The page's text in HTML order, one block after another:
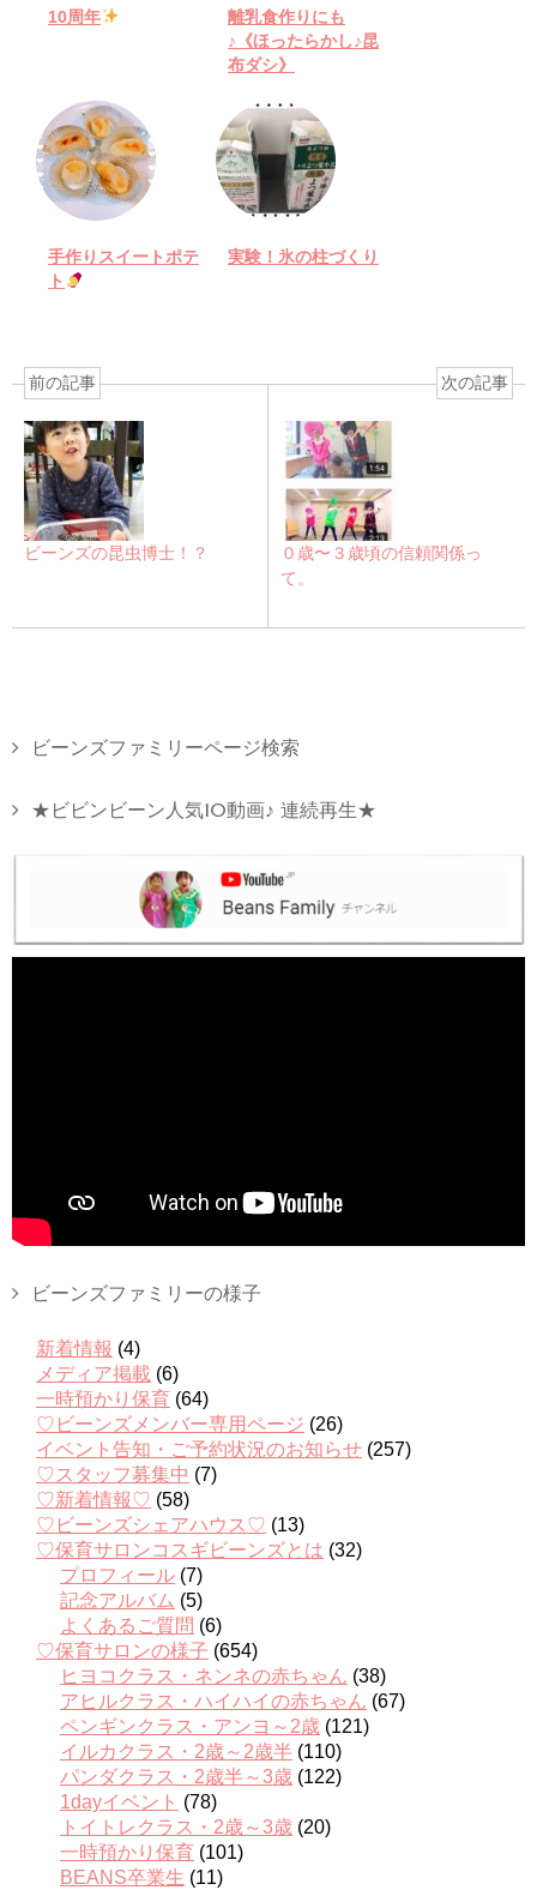
10周年
離乳食作りにも
♪《ほったらかし♪昆
布ダシ》
手作りスイートポテ
ト
実験！氷の柱づくり
前の記事
ビーンズの昆虫博士！？
次の記事
０歳〜３歳頃の信頼関係っ
て。
ビーンズファミリーページ検索
★ビビンビーン人気10動画♪ 連続再生★
ビーンズファミリーの様子
新着情報 (4)
メディア掲載 (6)
一時預かり保育 (64)
♡ビーンズメンバー専用ページ (26)
イベント告知・ご予約状況のお知らせ (257)
♡スタッフ募集中 (7)
♡新着情報♡ (58)
♡ビーンズシェアハウス♡ (13)
♡保育サロンコスギビーンズとは (32)
プロフィール (7)
記念アルバム (5)
よくあるご質問 (6)
♡保育サロンの様子 (654)
ヒヨコクラス・ネンネの赤ちゃん (38)
アヒルクラス・ハイハイの赤ちゃん (67)
ペンギンクラス・アンヨ～2歳 (121)
イルカクラス・2歳～2歳半 (110)
パンダクラス・2歳半～3歳 (122)
1dayイベント (78)
トイトレクラス・2歳～3歳 (20)
一時預かり保育 (101)
BEANS卒業生 (11)